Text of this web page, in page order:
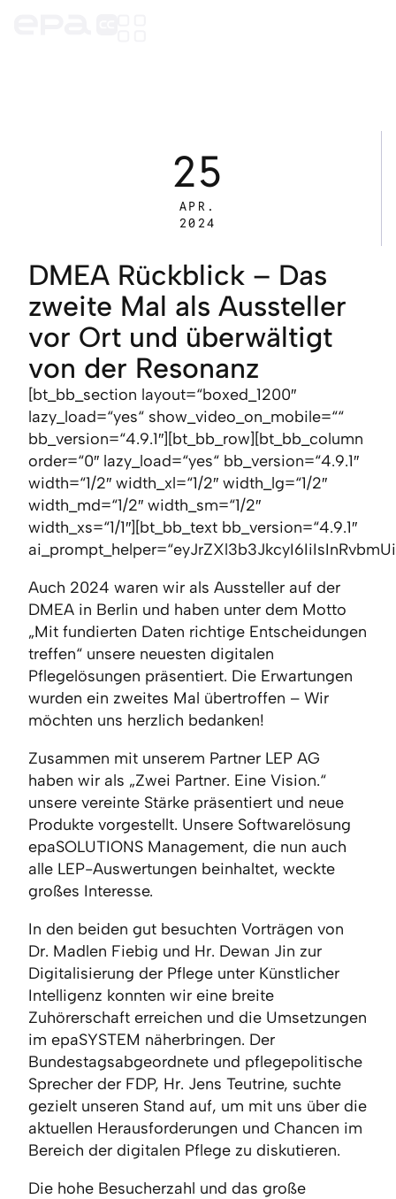
25
APR.
2024
DMEA Rückblick – Das
zweite Mal als Aussteller
vor Ort und überwältigt
von der Resonanz
[bt_bb_section layout=“boxed_1200″
lazy_load=“yes“ show_video_on_mobile=““
bb_version=“4.9.1″][bt_bb_row][bt_bb_column
order=“0″ lazy_load=“yes“ bb_version=“4.9.1″
width=“1/2″ width_xl=“1/2″ width_lg=“1/2″
width_md=“1/2″ width_sm=“1/2″
width_xs=“1/1″][bt_bb_text bb_version=“4.9.1″
Auch 2024 waren wir als Aussteller auf der
DMEA in Berlin und haben unter dem Motto
„Mit fundierten Daten richtige Entscheidungen
treffen“ unsere neuesten digitalen
Pflegelösungen präsentiert. Die Erwartungen
wurden ein zweites Mal übertroffen – Wir
möchten uns herzlich bedanken!
Zusammen mit unserem Partner LEP AG
haben wir als „Zwei Partner. Eine Vision.“
unsere vereinte Stärke präsentiert und neue
Produkte vorgestellt. Unsere Softwarelösung
epaSOLUTIONS Management, die nun auch
alle LEP-Auswertungen beinhaltet, weckte
großes Interesse.
In den beiden gut besuchten Vorträgen von
Dr. Madlen Fiebig und Hr. Dewan Jin zur
Digitalisierung der Pflege unter Künstlicher
Intelligenz konnten wir eine breite
Zuhörerschaft erreichen und die Umsetzungen
im epaSYSTEM näherbringen. Der
Bundestagsabgeordnete und pflegepolitische
Sprecher der FDP, Hr. Jens Teutrine, suchte
gezielt unseren Stand auf, um mit uns über die
aktuellen Herausforderungen und Chancen im
Bereich der digitalen Pflege zu diskutieren.
Die hohe Besucherzahl und das große